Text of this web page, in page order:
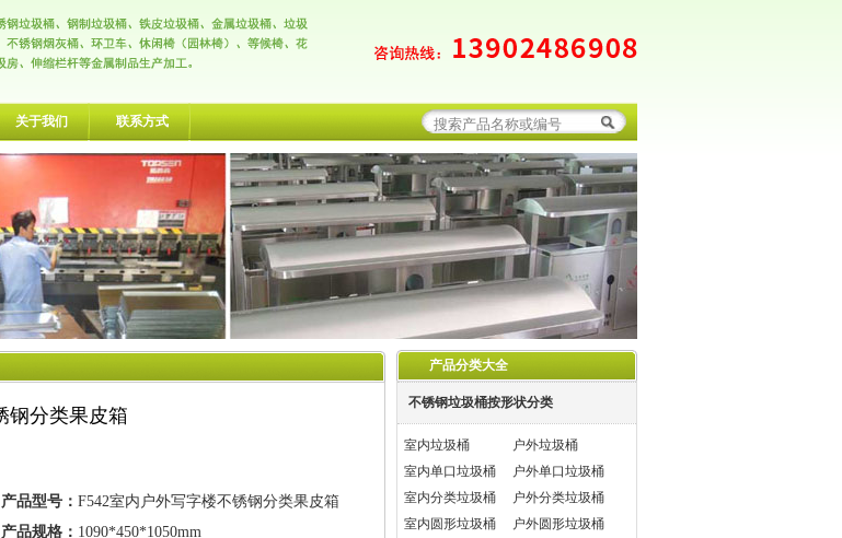
关于我们 联系方式
钢分类果皮箱
产品型号： F542室内户外写字楼不锈钢分类果皮箱
产品规格： 1090*450*1050mm
产品分类大全
不锈钢垃圾桶按形状分类
室内垃圾桶
户外垃圾桶
室内单口垃圾桶
户外单口垃圾桶
室内分类垃圾桶
户外分类垃圾桶
室内圆形垃圾桶
户外圆形垃圾桶